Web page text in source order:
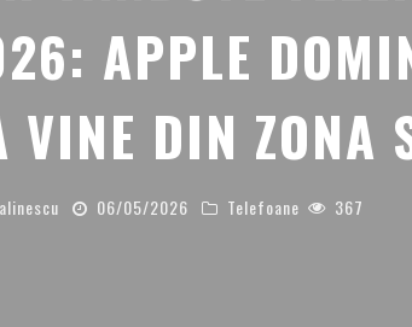
APPLE
VINE DIN ZONA
06/05/2026 Telefoane 367